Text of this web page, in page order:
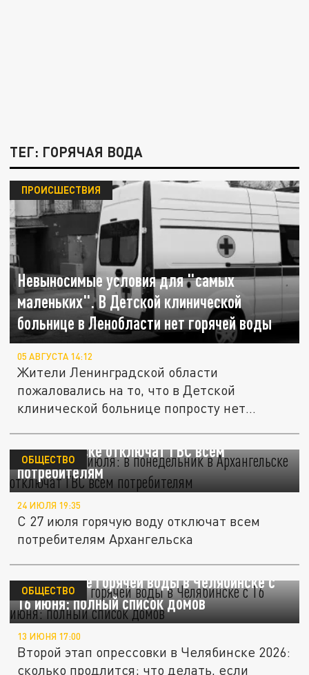
ТЕГ: ГОРЯЧАЯ ВОДА
Невыносимые условия для "самых
маленьких". В Детской клинической
больнице в Ленобласти нет горячей воды
ПРОИСШЕСТВИЯ
05 АВГУСТА 14:12
Жители Ленинградской области
пожаловались на то, что в Детской
клинической больнице попросту нет
День Х – 27 июля: в понедельник в
Архангельске отключат ГВС всем
потребителям
ОБЩЕСТВО
24 ИЮЛЯ 19:35
С 27 июля горячую воду отключат всем
потребителям Архангельска
Отключение горячей воды в Челябинске с
16 июня: полный список домов
ОБЩЕСТВО
13 ИЮНЯ 17:00
Второй этап опрессовки в Челябинске 2026:
сколько продлится; что делать, если